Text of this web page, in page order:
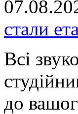
стали
Всі
до